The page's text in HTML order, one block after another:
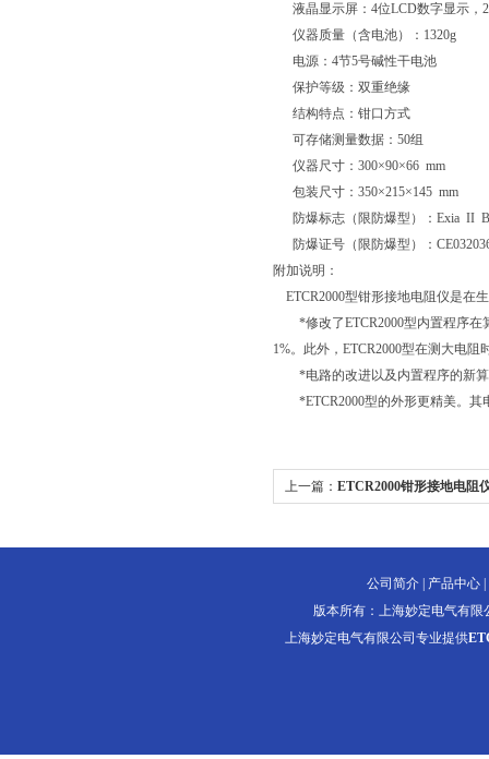
液晶显示屏：4位LCD数字显示，
仪器质量（含电池）：1320g
电源：4节5号碱性干电池
保护等级：双重绝缘
结构特点：钳口方式
可存储测量数据：50组
仪器尺寸：300×90×66 mm
包装尺寸：350×215×145 mm
防爆标志（限防爆型）：Exia II
防爆证号（限防爆型）：
附加说明：
ETCR2000型钳形接地电阻仪是在
*修改了ETCR2000型内置程序在
1%。此外，ETCR2000型在测大电
*电路的改进以及内置程序的新算
*ETCR2000型的外形更精美。其
上一篇： ETCR2000钳形接地电阻
公司简介 产品中心
版本所有：上海妙定电气有
上海妙定电气有限公司专业提供